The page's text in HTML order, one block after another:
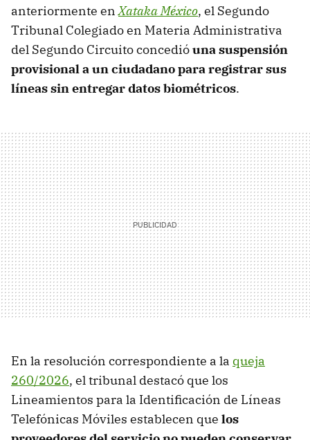
anteriormente enXataka México, el Segundo
Tribunal Colegiado en Materia Administrativa
del Segundo Circuito concedióuna suspensión
provisional a un ciudadano para registrar sus
líneas sin entregar datos biométricos.
En la resolución correspondiente a la queja
260/2026, el tribunal destacó que los
Lineamientos para la Identificación de Líneas
Telefónicas Móviles establecen que los